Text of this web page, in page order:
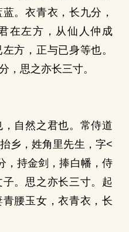
。衣青衣，长九分，
在左方，从仙人仲成
方，正与已身等也。
，思之亦长三寸。
自然之君也。常侍道
乡，姓角里先生，字<
，持金剑，捧白幡，侍
。思之亦长三寸。起
腰玉女，衣青衣，长